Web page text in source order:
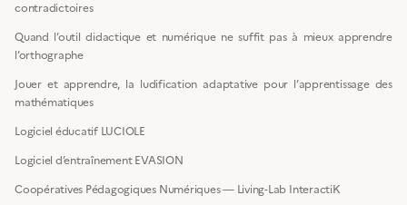
contradictoires
Quand l’outil didactique et numérique ne suffit pas à mieux apprendre
l’orthographe
Jouer et apprendre, la ludification adaptative pour l’apprentissage des
mathématiques
Logiciel éducatif LUCIOLE
Logiciel d’entraînement EVASION
Coopératives Pédagogiques Numériques — Living-Lab InteractiK